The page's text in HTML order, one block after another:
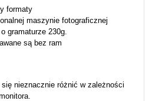
formaty
maszynie fotograficznej
gramaturze 230g.
są bez ram
nieznacznie różnić w zależności